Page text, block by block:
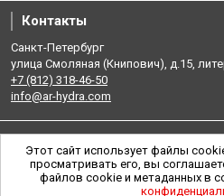
Этот сайт использует файлы
просматривать его, вы
файлов cookie и метаданных в
Контакты
Санкт-Петербург
улица Смоляная (Книпович), д.15,
+7 (812) 318-46-50
info@ar-hydra.com